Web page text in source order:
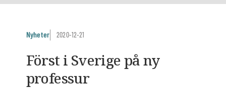
Nyheter 2020-12-21
Först i Sverige på ny
professur